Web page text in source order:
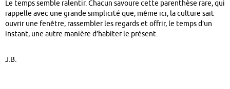
Le temps semble ralentir. Chacun savoure cette parenthèse rare, qui
rappelle avec une grande simplicité que, même ici, la culture sait
ouvrir une fenêtre, rassembler les regards et offrir, le temps d’un
instant, une autre manière d’habiter le présent.
J.B.